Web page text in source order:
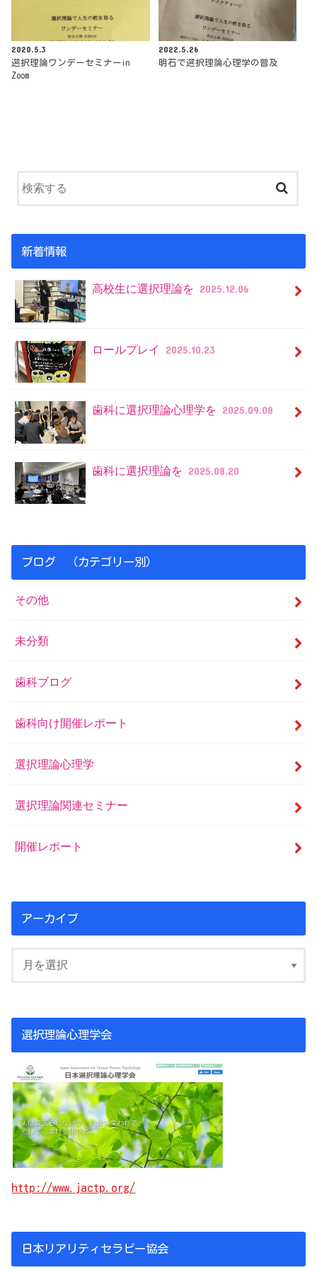
2020.5.3
選択理論ワンデーセミナーin
Zoom
2022.5.26
明石で選択理論心理学の普及
新着情報
高校生に選択理論を 2025.12.06
ロールプレイ 2025.10.23
歯科に選択理論心理学を 2025.09.08
歯科に選択理論を 2025.08.20
ブログ （カテゴリー別）
その他
未分類
歯科ブログ
歯科向け開催レポート
選択理論心理学
選択理論関連セミナー
開催レポート
アーカイブ
選択理論心理学会
http://www.jactp.org/
日本リアリティセラピー協会